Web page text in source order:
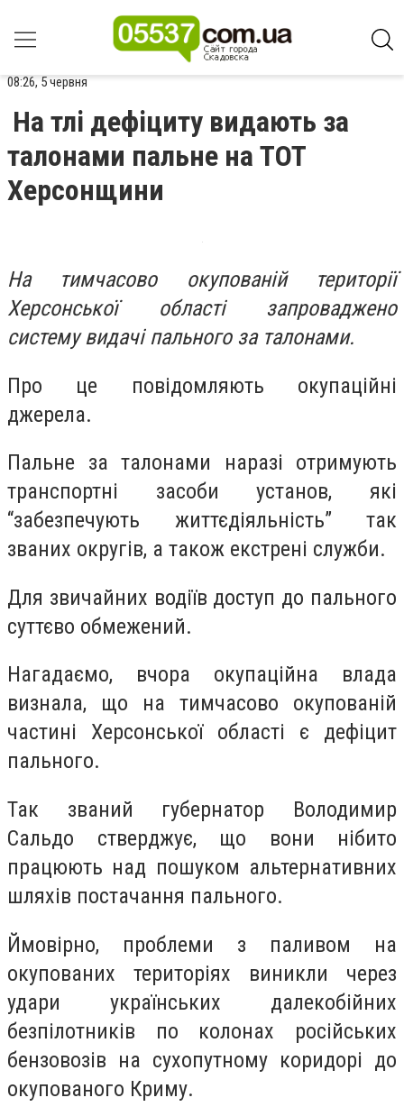
08:26, 5 червня
На тлі дефіциту видають за
талонами пальне на ТОТ
Херсонщини
На тимчасово окупованій території
Херсонської області запроваджено
систему видачі пального за талонами.
Про це повідомляють окупаційні
джерела.
Пальне за талонами наразі отримують
транспортні засоби установ, які
“забезпечують життєдіяльність” так
званих округів, а також екстрені служби.
Для звичайних водіїв доступ до пального
суттєво обмежений.
Нагадаємо, вчора окупаційна влада
визнала, що на тимчасово окупованій
частині Херсонської області є дефіцит
пального.
Так званий губернатор Володимир
Сальдо стверджує, що вони нібито
працюють над пошуком альтернативних
шляхів постачання пального.
Ймовірно, проблеми з паливом на
окупованих територіях виникли через
удари українських далекобійних
безпілотників по колонах російських
бензовозів на сухопутному коридорі до
окупованого Криму.